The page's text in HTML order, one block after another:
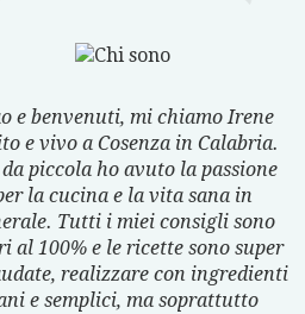
e benvenuti, mi chiamo Irene
e vivo a Cosenza in Calabria.
piccola ho avuto la passione
la cucina e la vita sana in
Tutti i miei consigli sono
al 100% e le ricette sono super
realizzare con ingredienti
e semplici, ma soprattutto